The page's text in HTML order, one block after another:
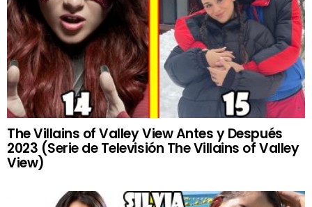
The Villains of Valley View Antes y Después
2023 (Serie de Televisión The Villains of Valley
View)